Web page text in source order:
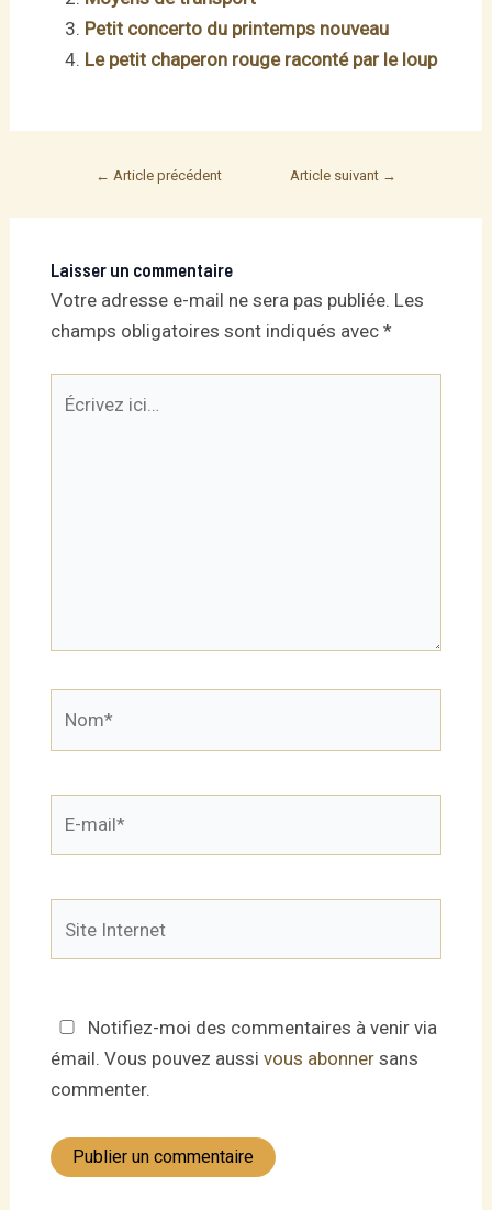
Petit concerto du printemps nouveau
Le petit chaperon rouge raconté par le loup
Post
← Article précédent Article suivant →
Laisser un commentaire
Votre adresse e-mail ne sera pas publiée. Les
champs obligatoires sont indiqués avec *
Internet
Notifiez-moi des commentaires à venir via
émail. Vous pouvez aussi vous abonnersans
commenter.